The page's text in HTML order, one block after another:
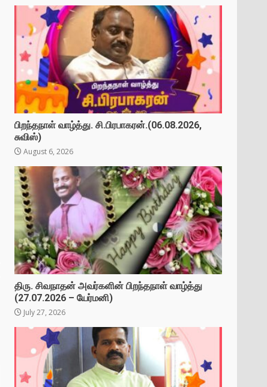
பிறந்தநாள் வாழ்த்து. சி.பிரபாகரன்.(06.08.2026,
சுவிஸ்)
August 6, 2026
திரு. சிவநாதன் அவர்களின் பிறந்தநாள் வாழ்த்து
(27.07.2026 – யேர்மனி)
July 27, 2026